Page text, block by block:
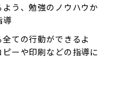
う、勉強のノウハウか
導
ての行動ができるよ
ーや印刷などの指導に